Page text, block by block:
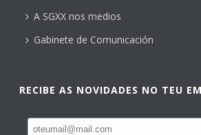
A SGXX nos medios
Gabinete de Comunicación
RECIBE AS NOVIDADES NO TEU